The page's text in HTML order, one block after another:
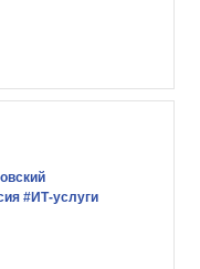
#ИТ-услуги